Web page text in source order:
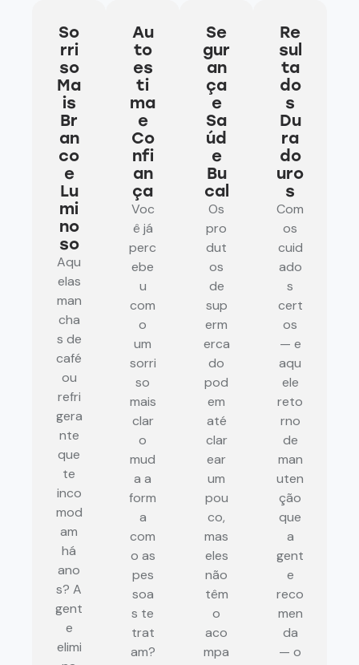
So
rri
so
Ma
is
Br
an
co
e
Lu
mi
no
so
Aqu
elas
man
cha
s de
café
ou
refri
gera
nte
que
te
inco
mod
am
há
ano
s? A
gent
e
elimi
Au
to
es
ti
ma
e
Co
nfi
an
ça
Voc
ê já
perc
ebe
u
com
o
um
sorri
so
mais
clar
o
mud
a a
form
a
com
o as
pes
soa
s te
trat
am?
Se
gur
an
ça
e
Sa
úd
e
Bu
cal
Os
pro
dut
os
de
sup
erm
erca
do
pod
em
até
clar
ear
um
pou
co,
mas
eles
não
têm
o
aco
mpa
Re
sul
ta
do
s
Du
ra
do
uro
s
Com
os
cuid
ado
s
cert
os
— e
aqu
ele
reto
rno
de
man
uten
ção
que
a
gent
e
reco
men
da
— o